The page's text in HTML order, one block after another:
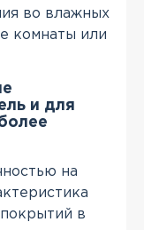
во влажных
комнаты или
и для
на
в